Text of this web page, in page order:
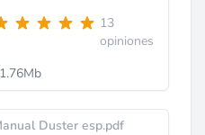
13
opiniones
Duster esp.pdf